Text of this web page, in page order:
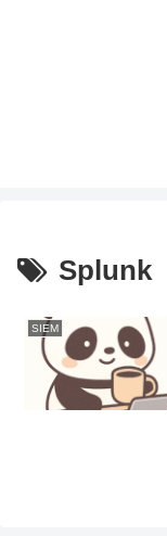
Splunk
SIEM